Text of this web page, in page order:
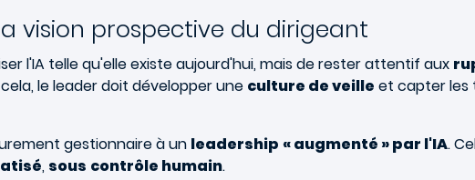
vision prospective du dirigeant
l'IA telle qu'elle existe aujourd'hui, mais de rester attentif aux
le leader doit développer une culture de veille et capter les
gestionnaire à un leadership « augmenté » par l'IA.
, sous contrôle humain.